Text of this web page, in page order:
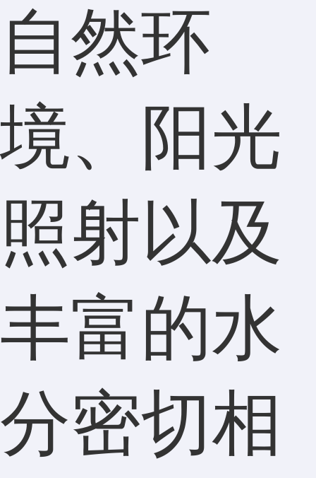
自然环
境、阳光
照射以及
丰富的水
分密切相